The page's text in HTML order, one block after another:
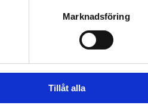
Marknadsföring
Tillåt alla